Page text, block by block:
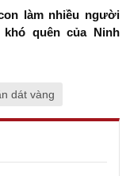
làm nhiều người
quên của Ninh
dát vàng